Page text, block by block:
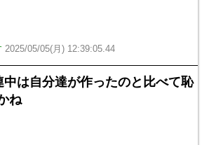
2025/05/05(月) 12:39:05.44
は自分達が作ったのと比べて恥
ね